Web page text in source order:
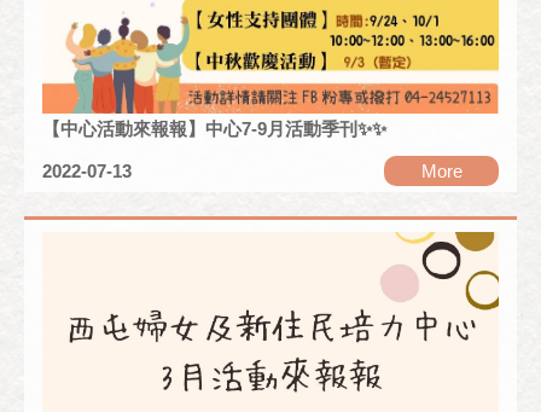
【中心活動來報報】中心7-9月活動季刊✨✨
2022-07-13 More